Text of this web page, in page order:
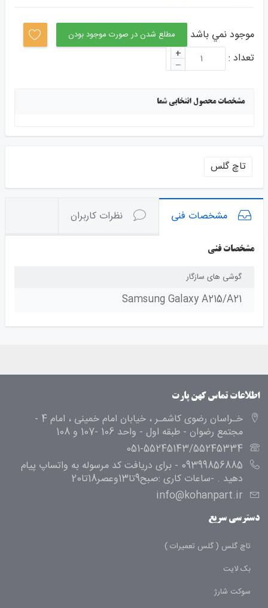
موجود نمي باشد مطلع شدن در صورت موجود بودن
تعداد : +
–
مشخصات محصول انتخابی شما
تاچ گلس
مشخصات فنی نظرات کاربران
مشخصات فنی
گوشی های سازگار
Samsung Galaxy A215/A21
اطلاعات تماس کهن پارت
خـراسان رضوی کاشمـر ، خیابان امام خمینی ، امام 4 -
مجتمع رضوان - طبقه اول - واحد 106 -107 و 108
051-55245143/55245334
09399856885 - برای دریافت کد مرسوله به واتساپ پیام
دهید . -ساعات کاری :صبح9تا13وعصر18تا20
info@kohanpart.ir
دسترسی سریع
تاچ گلس ( گلس تعمیرات )
بک لایت
سوکت شارژ